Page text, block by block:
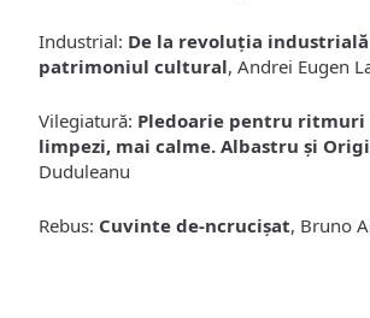
Industrial: De la revoluția
patrimoniul cultural, Andrei Eugen
Vilegiatură: Pledoarie pentru ritmuri
limpezi, mai calme. Albastru și
Duduleanu
Rebus: Cuvinte de-ncrucișat, Bruno